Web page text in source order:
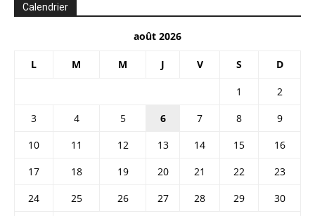
Calendrier
août 2026
L M M J V S D
1
2
3
4 5 6 7 8
9
10
11 12 13 14 15
16
17
18 19 20 21 22
23
24
25 26 27 28 29
30